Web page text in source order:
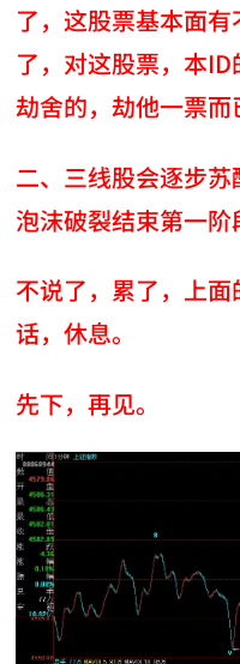
了，这股票基本面
了，对这股票，本
劫舍的，劫他一票而
二、三线股会逐步
泡沫破裂结束第一阶
不说了，累了，上
话，休息。
先下，再见。